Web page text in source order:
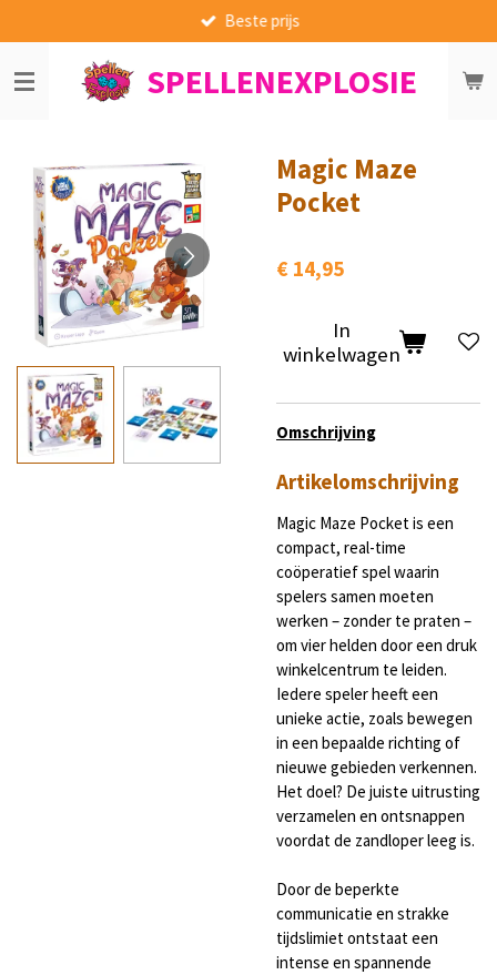
direct
naar
de
SPELLENEXPLOSIE
Beste prijs
Magic Maze
Pocket
€ 14,95
In
winkelwagen
Omschrijving
Artikelomschrijving
Magic Maze Pocket is een
compact, real-time
coöperatief spel waarin
spelers samen moeten
werken – zonder te praten –
om vier helden door een druk
winkelcentrum te leiden.
Iedere speler heeft een
unieke actie, zoals bewegen
in een bepaalde richting of
nieuwe gebieden verkennen.
Het doel? De juiste uitrusting
verzamelen en ontsnappen
voordat de zandloper leeg is.
Door de beperkte
communicatie en strakke
tijdslimiet ontstaat een
intense en spannende